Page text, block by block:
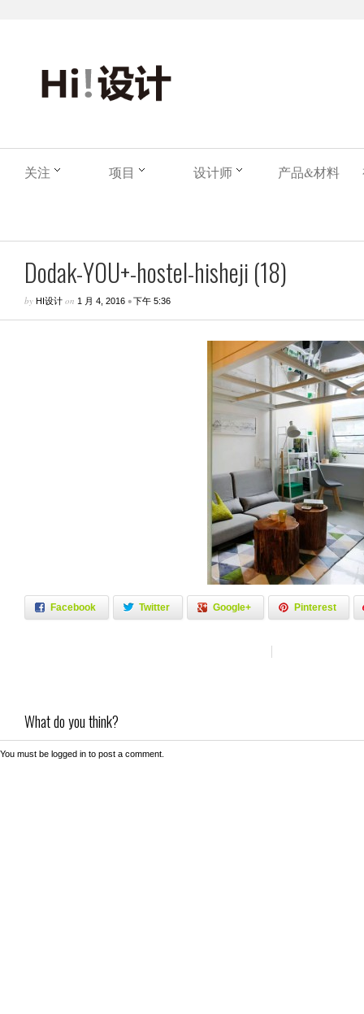
关注 项目 设计师 产品&材料
Dodak-YOU+-hostel-hisheji (18)
by HI设计 on 1 月 4, 2016 •下午 5:36
Facebook Twitter Google+ Pinterest
What do you think?
You must be logged in to post a comment.